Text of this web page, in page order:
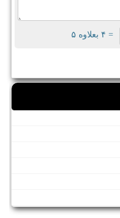
= ۴ بعلاوه ۵